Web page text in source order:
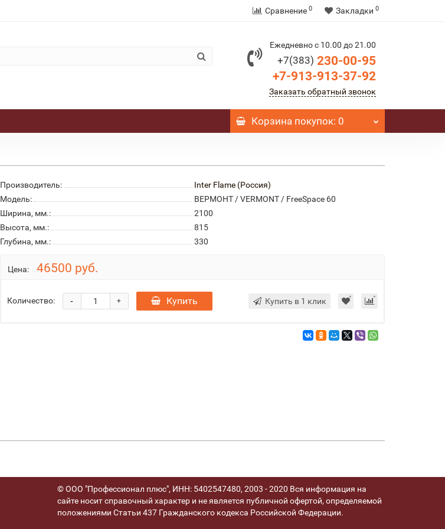
Сравнение 0 Закладки 0
Ежедневно с 10.00 до 21.00
+7(383) 230-00-95
+7-913-913-37-92
Заказать обратный звонок
Корзинапокупок: 0
Производитель:
Inter Flame (Россия)
Модель:
ВЕРМОНТ / VERMONT / FreeSpace 60
Ширина, мм.:
2100
Высота, мм.:
815
Глубина, мм.:
330
Цена: 46500 руб.
Количество: +
- Купить Купить в 1 клик
© ООО "Профессионал плюс", ИНН: 5402547480, 2003 - 2020 Вся информация на
сайте носит справочный характер и не является публичной офертой, определяемой
положениями Статьи 437 Гражданского кодекса Российской Федерации.